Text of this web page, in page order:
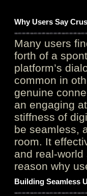
Why Users Say
Many users
forth of a
platform’s
common in
genuine
an engaging
stiffness of
be seamless,
room. It
and real-
reason why
Building Seamless